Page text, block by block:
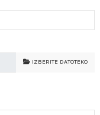
IZBERITE DATOTEKO